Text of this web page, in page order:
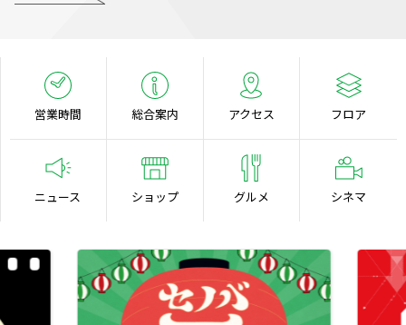
営業時間 総合案内 アクセス フロア
ニュース ショップ グルメ シネマ